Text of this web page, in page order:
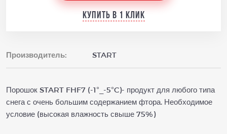
Купить в 1 клик
Производитель: START
Порошок START FHF7 (-1°_-5°C)- продукт для любого типа
снега с очень большим содержанием фтора. Необходимое
условие (высокая влажность свыше 75%)